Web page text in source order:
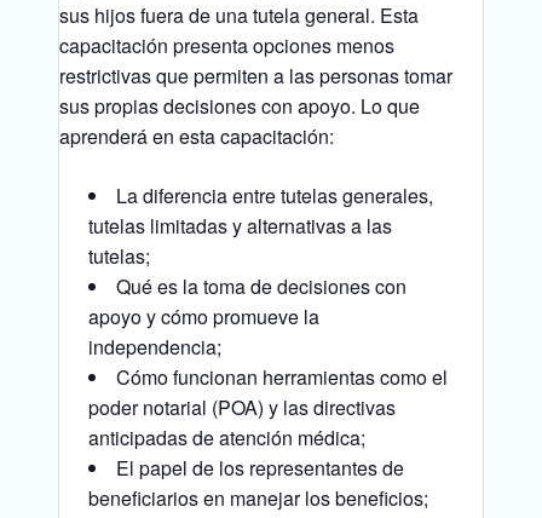
sus hijos fuera de una tutela general. Esta
capacitación presenta opciones menos
restrictivas que permiten a las personas tomar
sus propias decisiones con apoyo. Lo que
aprenderá en esta capacitación:
La diferencia entre tutelas generales,
tutelas limitadas y alternativas a las
tutelas;
Qué es la toma de decisiones con
apoyo y cómo promueve la
independencia;
Cómo funcionan herramientas como el
poder notarial (POA) y las directivas
anticipadas de atención médica;
El papel de los representantes de
beneficiarios en manejar los beneficios;